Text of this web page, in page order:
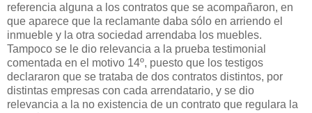
referencia alguna a los contratos que se acompañaron, en
que aparece que la reclamante daba sólo en arriendo el
inmueble y la otra sociedad arrendaba los muebles.
Tampoco se le dio relevancia a la prueba testimonial
comentada en el motivo 14º, puesto que los testigos
declararon que se trataba de dos contratos distintos, por
distintas empresas con cada arrendatario, y se dio
relevancia a la no existencia de un contrato que regulara la